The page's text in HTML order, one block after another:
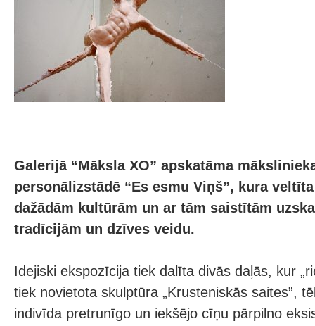
Galerijā “Māksla XO” apskatāma
personālizstādē “Es esmu Viņš”, kura
dažādām kultūrām un ar tām saistītām
tradīcijām un dzīves veidu.
Idejiski ekspozīcija tiek dalīta divās daļās, kur
tiek novietota skulptūra „Krusteniskās saites”,
indivīda pretrunīgo un iekšējo cīņu pārpilno